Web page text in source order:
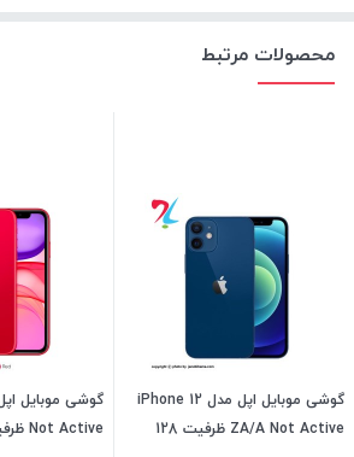
محصولات مرتبط
گوشی موبایل اپل مدل iPhone 12
ZA/A Not Active ظرفیت 128